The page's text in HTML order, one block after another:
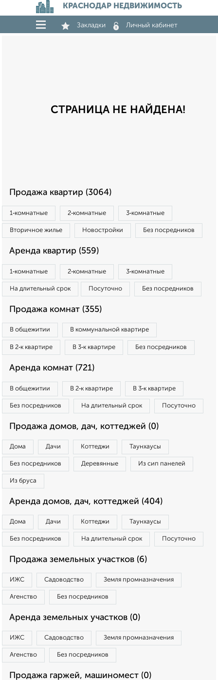
КРАСНОДАР НЕДВИЖИМОСТЬ
Закладки Личный кабинет
СТРАНИЦА НЕ НАЙДЕНА!
Продажа квартир (3064)
1‑комнатные 2‑комнатные 3‑комнатные
Вторичное жилье Новостройки Без посредников
Аренда квартир (559)
1‑комнатные 2‑комнатные 3‑комнатные
На длительный срок Посуточно Без посредников
Продажа комнат (355)
В общежитии В коммунальной квартире
В 2‑к квартире В 3‑к квартире Без посредников
Аренда комнат (721)
В общежитии В 2‑к квартире В 3‑к квартире
Без посредников На длительный срок Посуточно
Продажа домов, дач, коттеджей (0)
Дома Дачи Коттеджи Таунхаусы
Без посредников Деревянные Из сип панелей
Из бруса
Аренда домов, дач, коттеджей (404)
Дома Дачи Коттеджи Таунхаусы
Без посредников На длительный срок Посуточно
Продажа земельных участков (6)
ИЖС Садоводство Земля промназначения
Агенство Без посредников
Аренда земельных участков (0)
ИЖС Садоводство Земля промназначения
Агенство Без посредников
Продажа гаржей, машиномест (0)